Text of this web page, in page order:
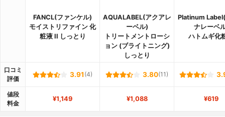
FANCL(ファンケル)
モイストリファイン 化
粧液 II しっとり
AQUALABEL(アクアレ
ーベル)
トリートメントローシ
ョン (ブライトニング)
しっとり
Platinum
ナレーベ
ハトムギ化
口コミ
評価
3.91 (4) 3.80(11)
値段
料金
¥1,149 ¥1,088 ¥619